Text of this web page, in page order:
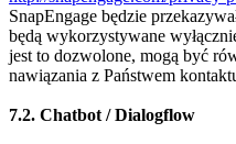
SnapEngage będzie
będą wykorzystywane
jest to dozwolone, mogą być
nawiązania z Państwem
7.2. Chatbot / Dialogflow